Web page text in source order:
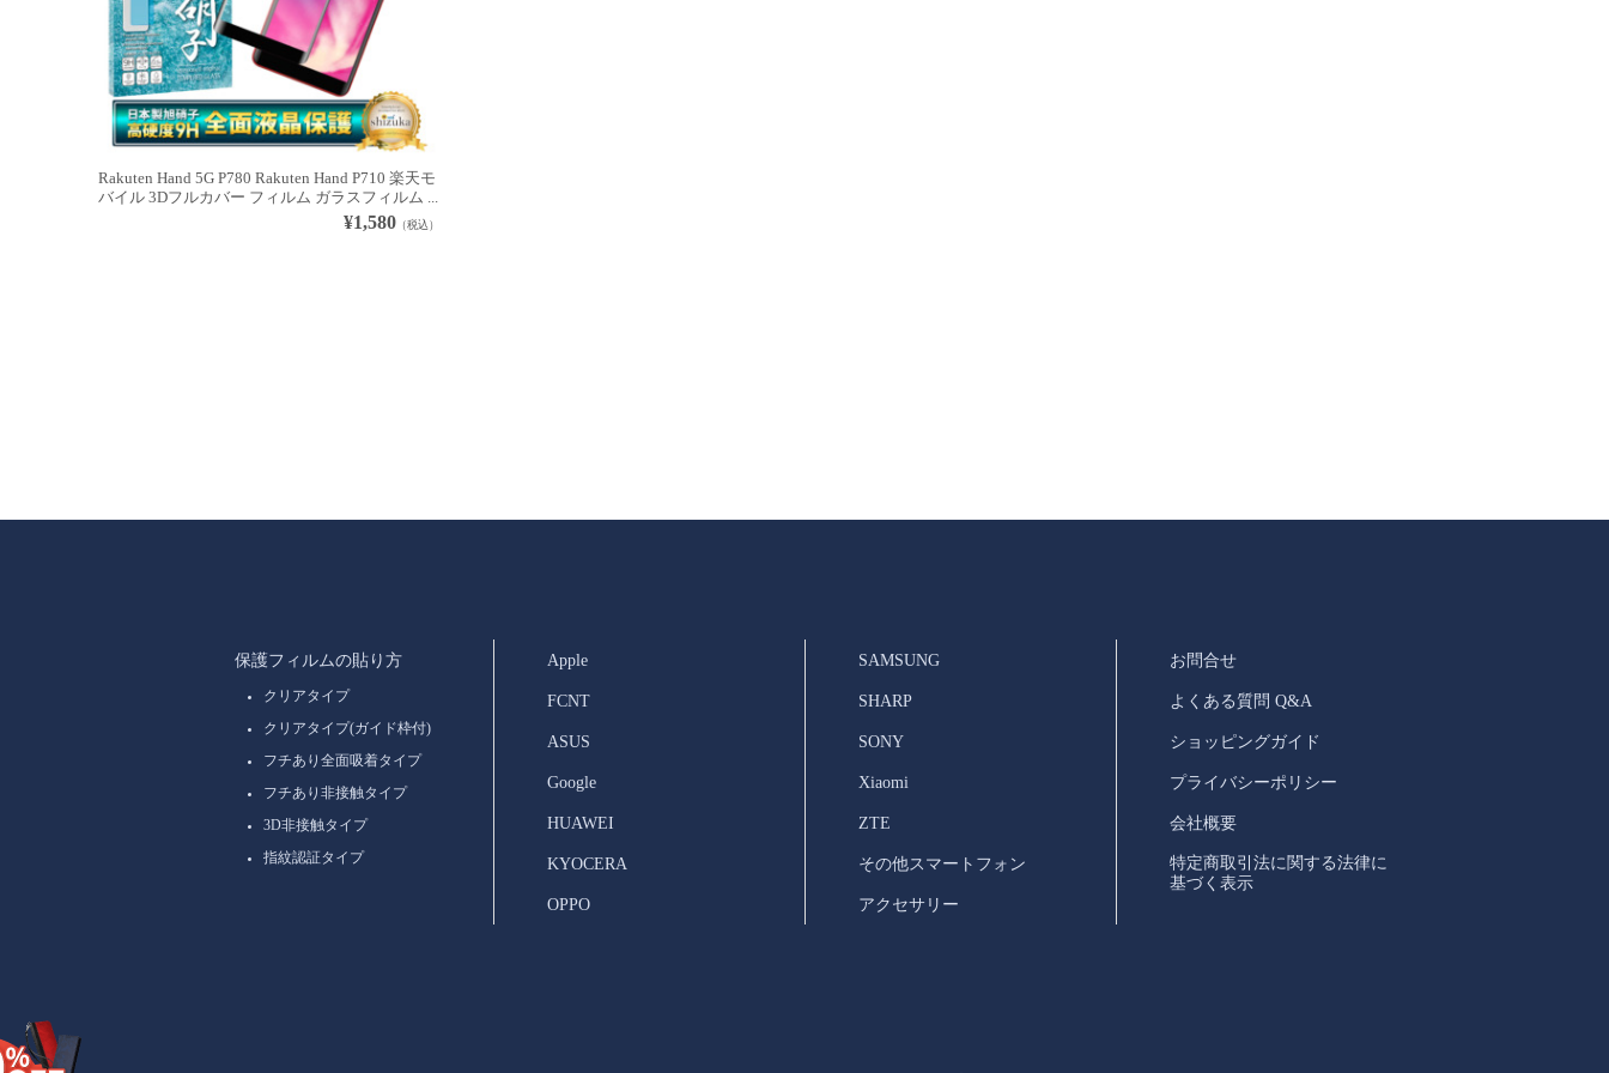
Rakuten Hand 5G P780 Rakuten Hand P710 楽天モ
バイル 3Dフルカバー フィルム ガラスフィルム ...
¥1,580（税込）
保護フィルムの貼り方
クリアタイプ
クリアタイプ(ガイド枠付)
フチあり全面吸着タイプ
フチあり非接触タイプ
3D非接触タイプ
指紋認証タイプ
Apple
FCNT
ASUS
Google
HUAWEI
KYOCERA
OPPO
SAMSUNG
SHARP
SONY
Xiaomi
ZTE
その他スマートフォン
アクセサリー
お問合せ
よくある質問 Q&A
ショッピングガイド
プライバシーポリシー
会社概要
特定商取引法に関する法律に
基づく表示